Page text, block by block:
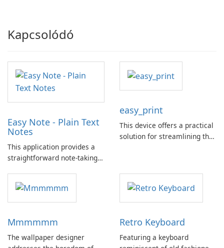
Kapcsolódó
Easy Note - Plain Text
Notes
This application provides a
straightforward note-taking
on text without the inclusion
of multimedia such as videos
or images.
easy_print
This device offers a practical
solution for streamlining the
Mmmmmm
The wallpaper designer
Retro Keyboard
Featuring a keyboard